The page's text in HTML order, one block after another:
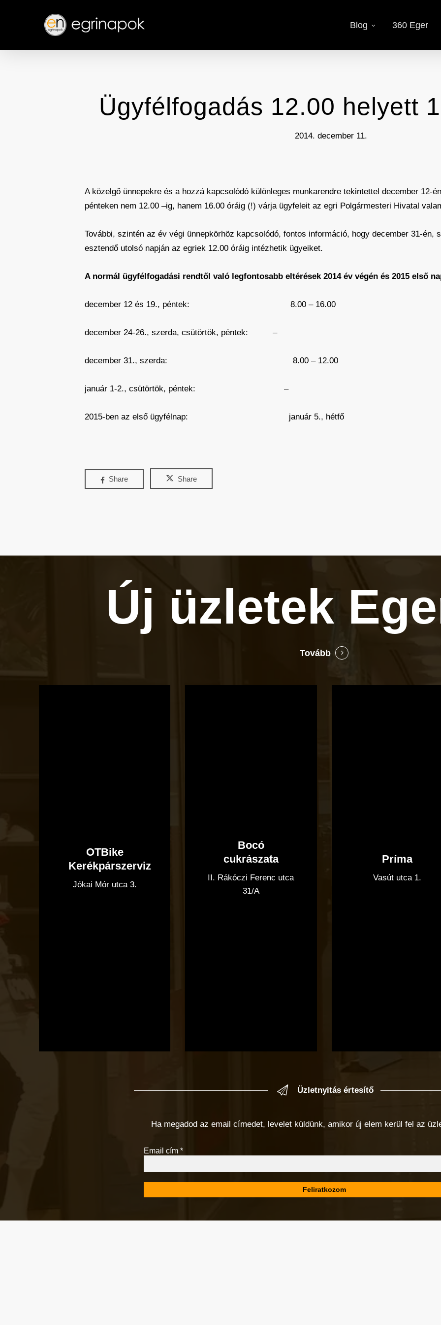
content
Blog 360 Eger
Ügyfélfogadás 12.00 helyett
2014. december 11.
A közelgő ünnepekre és a hozzá kapcsolódó különleges munkarendre tekintettel december 12-
pénteken nem 12.00 –ig, hanem 16.00 óráig (!) várja ügyfeleit az egri Polgármesteri Hivatal
További, szintén az év végi ünnepkörhöz kapcsolódó, fontos információ, hogy december 31-én,
esztendő utolsó napján az egriek 12.00 óráig intézhetik ügyeiket.
A normál ügyfélfogadási rendtől való legfontosabb eltérések 2014 év végén és 2015 első
december 12 és 19., péntek: 8.00 – 16.00
december 24-26., szerda, csütörtök, péntek: –
december 31., szerda: 8.00 – 12.00
január 1-2., csütörtök, péntek: –
2015-ben az első ügyfélnap: január 5., hétfő
Share Share
Új üzletek
Tovább
OTBike
Kerékpárszerviz
Jókai Mór utca 3.
Bocó
cukrászata
II. Rákóczi Ferenc utca
31/A
Príma
Vasút utca 1.
Üzletnyitás értesítő
Ha megadod az email címedet, levelet küldünk, amikor új elem kerül fel az
Email cím*